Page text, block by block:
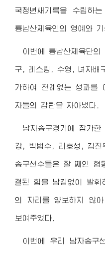
국청년새기록을 수립하
룡남산체육인의 영예와
이번에 룡남산체육단
구, 레스링, 수영, 녀자배
가하여 전례없는 성과를
자들의 감탄을 자아냈다.
남자송구경기에 참가
강, 박범수, 리호성, 김진
송구선수들은 잘 째인 협
결된 힘을 남김없이 발휘
의 자리를 양보하지 않
보여주었다.
이번에 우리 남자송구